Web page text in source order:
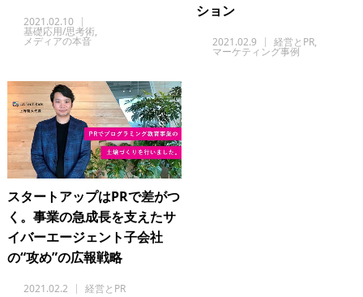
2021.02.10
基礎応用/思考術
メディアの本音
ション
2021.02.9 経営とPR
マーケティング事例
スタートアップはPRで差がつ
く。事業の急成長を支えたサ
イバーエージェント子会社
の“攻め”の広報戦略
2021.02.2 経営とPR